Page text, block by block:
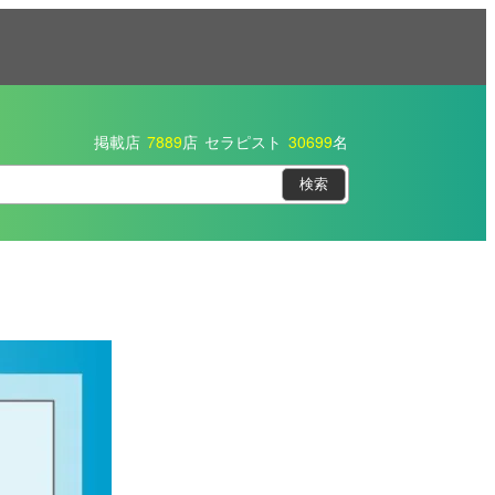
掲載店 7889店 セラピスト 30699名